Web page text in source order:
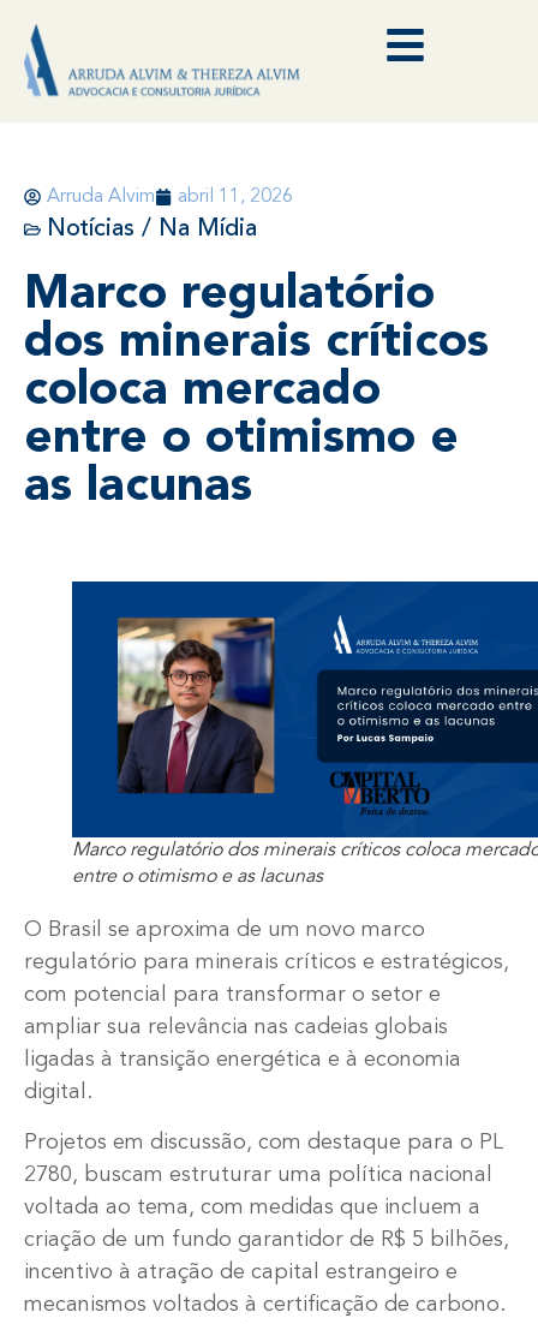
Arruda Alvim abril 11, 2026
Notícias / Na Mídia
Marco regulatório
dos minerais críticos
coloca mercado
entre o otimismo e
as lacunas
Marco regulatório dos minerais críticos coloca
entre o otimismo e as lacunas
O Brasil se aproxima de um novo marco
regulatório para minerais críticos e estratégicos,
com potencial para transformar o setor e
ampliar sua relevância nas cadeias globais
ligadas à transição energética e à economia
digital.
Projetos em discussão, com destaque para o PL
2780, buscam estruturar uma política nacional
voltada ao tema, com medidas que incluem a
criação de um fundo garantidor de R$ 5 bilhões,
incentivo à atração de capital estrangeiro e
mecanismos voltados à certificação de carbono.